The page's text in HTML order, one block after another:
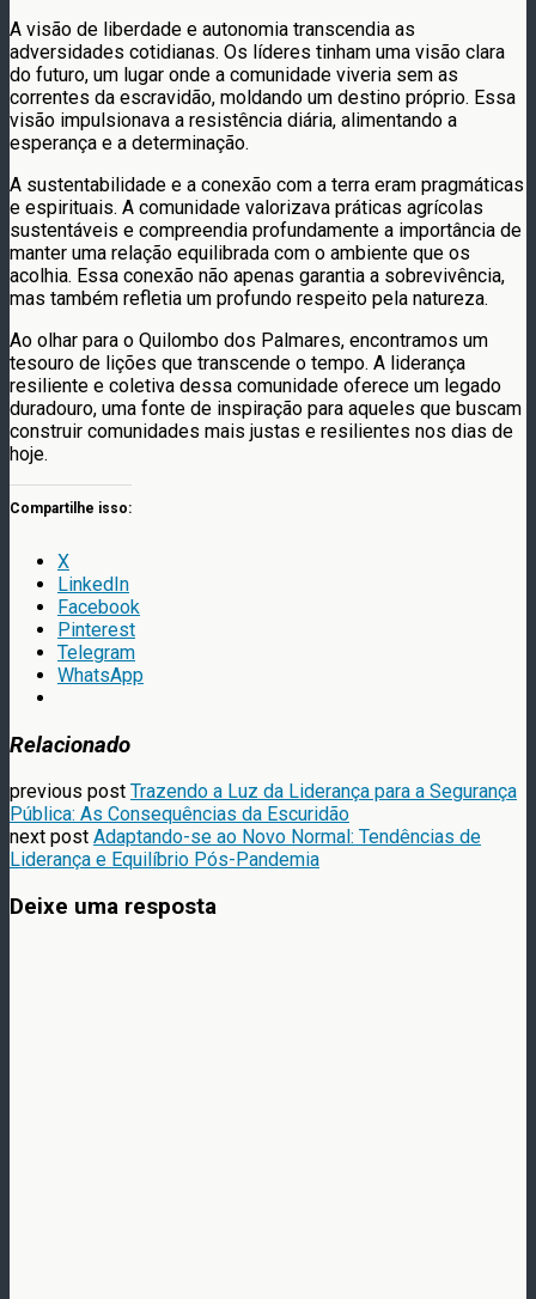
A visão de liberdade e autonomia transcendia as
adversidades cotidianas. Os líderes tinham uma visão clara
do futuro, um lugar onde a comunidade viveria sem as
correntes da escravidão, moldando um destino próprio. Essa
visão impulsionava a resistência diária, alimentando a
esperança e a determinação.
A sustentabilidade e a conexão com a terra eram pragmáticas
e espirituais. A comunidade valorizava práticas agrícolas
sustentáveis e compreendia profundamente a importância de
manter uma relação equilibrada com o ambiente que os
acolhia. Essa conexão não apenas garantia a sobrevivência,
mas também refletia um profundo respeito pela natureza.
Ao olhar para o Quilombo dos Palmares, encontramos um
tesouro de lições que transcende o tempo. A liderança
resiliente e coletiva dessa comunidade oferece um legado
duradouro, uma fonte de inspiração para aqueles que buscam
construir comunidades mais justas e resilientes nos dias de
hoje.
Compartilhe isso:
X
LinkedIn
Facebook
Pinterest
Telegram
WhatsApp
Relacionado
previous post Trazendo a Luz da Liderança para a Segurança
Pública: As Consequências da Escuridão
next post Adaptando-se ao Novo Normal: Tendências de
Liderança e Equilíbrio Pós-Pandemia
Deixe uma resposta